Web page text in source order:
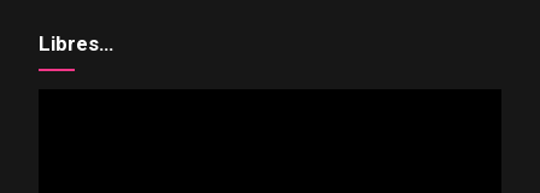
Libres…